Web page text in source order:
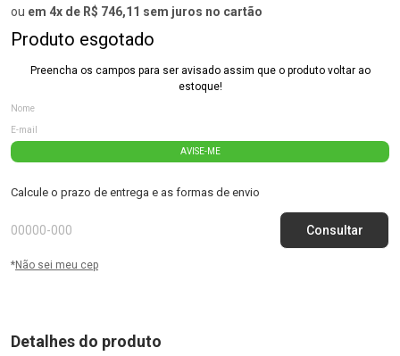
ou em 4x de R$ 746,11 sem juros no cartão
Produto esgotado
Preencha os campos para ser avisado assim que o produto voltar ao
estoque!
AVISE-ME
Calcule o prazo de entrega e as formas de envio
*Não sei meu cep
Detalhes do produto